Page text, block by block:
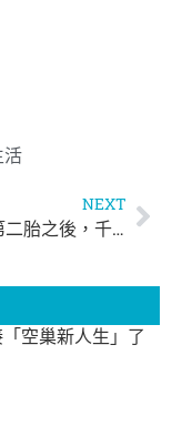
活
NEXT
【有咗第二胎之後，千祈唔好忽略大B】
空巢新人生」了